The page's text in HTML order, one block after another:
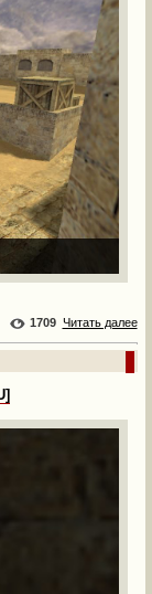
1709 Читать далее